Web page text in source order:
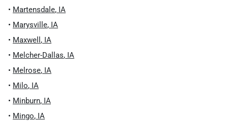
• Martensdale, IA
• Marysville, IA
• Maxwell , IA
• Melcher-Dallas, IA
• Melrose, IA
• Milo, IA
• Minburn, IA
• Mingo, IA